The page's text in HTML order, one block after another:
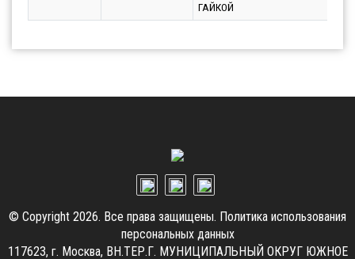
ГАЙКОЙ
© Copyright 2026. Все права защищены. Политика использования
персональных данных
117623, г. Москва, ВН.ТЕР.Г. МУНИЦИПАЛЬНЫЙ ОКРУГ ЮЖНОЕ